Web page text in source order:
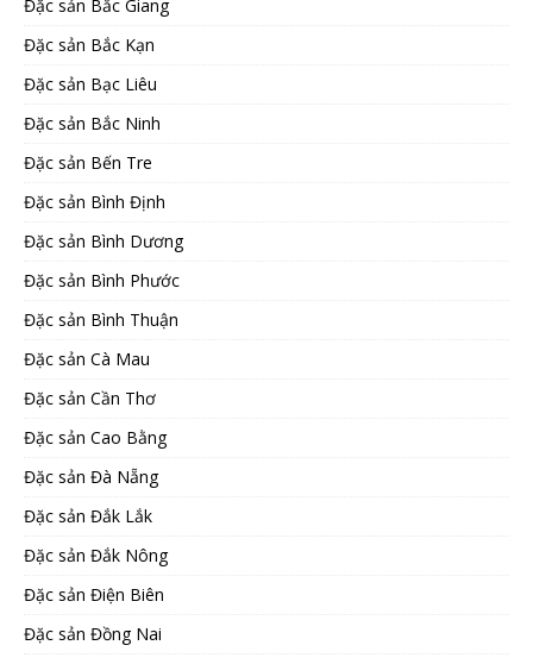
Đặc sản Bắc Giang
Đặc sản Bắc Kạn
Đặc sản Bạc Liêu
Đặc sản Bắc Ninh
Đặc sản Bến Tre
Đặc sản Bình Định
Đặc sản Bình Dương
Đặc sản Bình Phước
Đặc sản Bình Thuận
Đặc sản Cà Mau
Đặc sản Cần Thơ
Đặc sản Cao Bằng
Đặc sản Đà Nẵng
Đặc sản Đắk Lắk
Đặc sản Đắk Nông
Đặc sản Điện Biên
Đặc sản Đồng Nai